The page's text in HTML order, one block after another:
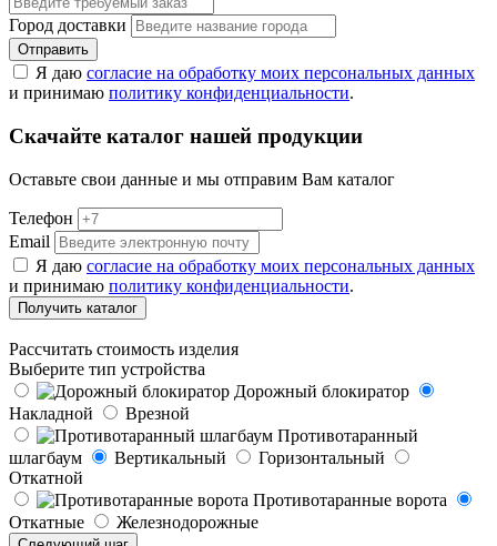
Город доставки
Отправить
Я даю согласие на обработку моих персональных данных
и принимаю политику конфиденциальности.
Скачайте каталог нашей продукции
Оставьте свои данные и мы отправим Вам каталог
Телефон
Email
Я даю согласие на обработку моих персональных данных
и принимаю политику конфиденциальности.
Получить каталог
Рассчитать стоимость изделия
Выберите тип устройства
Дорожный блокиратор
Накладной
Врезной
Противотаранный
шлагбаум
Вертикальный
Горизонтальный
Откатной
Противотаранные ворота
Откатные
Железнодорожные